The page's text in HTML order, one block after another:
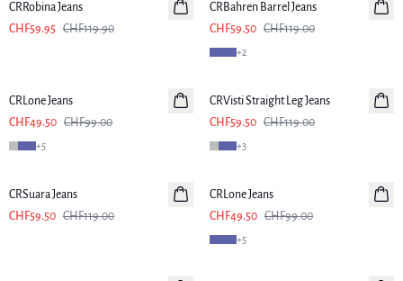
CRRobina Jeans
CHF59.95 CHF119.90
CRBahren Barrel Jeans
CHF59.50 CHF119.00
+2
CRLone Jeans
CHF49.50 CHF99.00
+5
CRVisti Straight Leg Jeans
CHF59.50 CHF119.00
+3
CRSuara Jeans
CHF59.50 CHF119.00
CRLone Jeans
CHF49.50 CHF99.00
+5